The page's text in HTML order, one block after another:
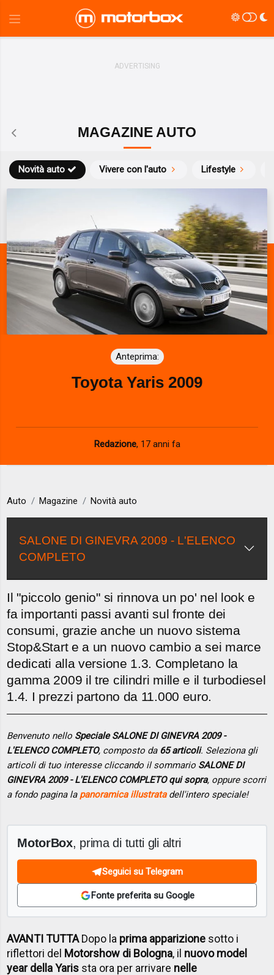
MAGAZINE AUTO
Novità auto Vivere con l'auto Lifestyle
Anteprima:
Toyota Yaris 2009
Redazione, 17 anni fa
Auto Magazine Novità auto
SALONE DI GINEVRA 2009 - L'ELENCO
COMPLETO
Il "piccolo genio" si rinnova un po' nel look e
fa importanti passi avanti sul fronte dei
consumi, grazie anche un nuovo sistema
Stop&Start e a un nuovo cambio a sei marce
dedicati alla versione 1.3. Completano la
gamma 2009 il tre cilindri mille e il turbodiesel
1.4. I prezzi partono da 11.000 euro.
Benvenuto nello Speciale SALONE DI GINEVRA 2009 -
L'ELENCO COMPLETO, composto da 65 articoli. Seleziona gli
articoli di tuo interesse cliccando il sommario SALONE DI
GINEVRA 2009 - L'ELENCO COMPLETO qui sopra, oppure scorri
a fondo pagina la panoramica illustratadell'intero speciale!
MotorBox, prima di tutti gli altri
Seguici su Telegram
Fonte preferita su Google
AVANTI TUTTADopo la prima apparizione sotto i
riflettori del Motorshow di Bologna, il nuovo model
year della Yaris sta ora per arrivare nelle